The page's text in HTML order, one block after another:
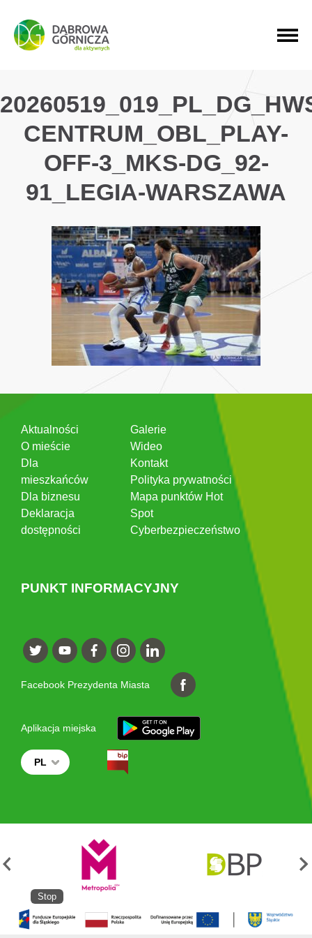
PRZEJDŹ DO MENU GŁÓWNEGO
PRZEJDŹ DO WYSZUKIWARKI
PRZEJDŹ DO TREŚCI
CENTRUM_OBL_PLAY-
OFF-3_MKS-DG_92-
91_LEGIA-WARSZAWA
Aktualności
O mieście
Dla
mieszkańców
Dla biznesu
Deklaracja
dostępności
Galerie
Wideo
Kontakt
Polityka prywatności
Mapa punktów Hot
Spot
Cyberbezpieczeństwo
PUNKT INFORMACYJNY
Facebook Prezydenta Miasta
Aplikacja miejska
PL
Stop